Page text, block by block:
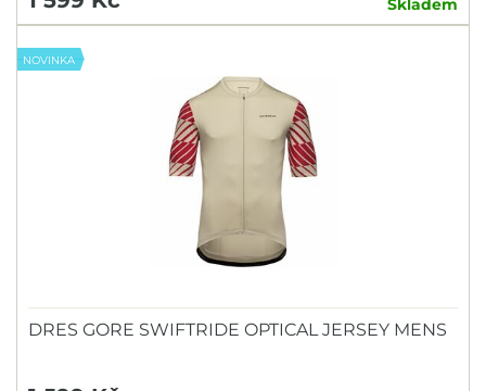
NOVINKA
DRES GORE SWIFTRIDE OPTICAL JERSEY MENS